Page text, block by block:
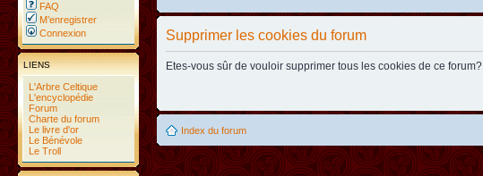
FAQ
M’enregistrer
Connexion
LIENS
L'Arbre Celtique
L'encyclopédie
Forum
Charte du forum
Le livre d'or
Le Bénévole
Le Troll
Supprimer les cookies du forum
Etes-vous sûr de vouloir supprimer tous les cookies de ce forum?
Index du forum